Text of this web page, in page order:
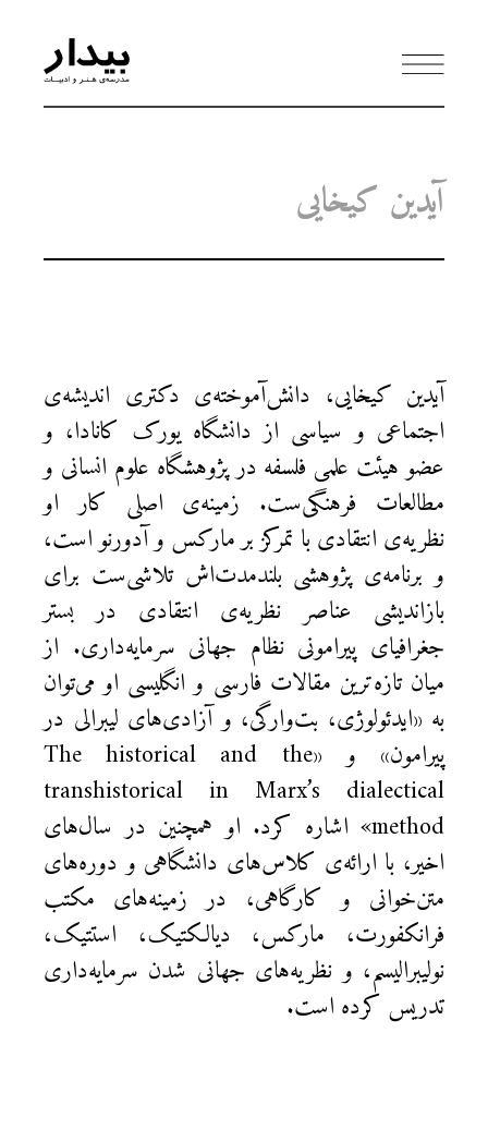
آیدین کیخایی
آیدین کیخایی، دانش‌آموخته‌ی دکتری اندیشه‌ی
اجتماعی و سیاسی از دانشگاه یورک کانادا، و
عضو هیئت علمی فلسفه در پژوهشگاه علوم انسانی و
مطالعات فرهنگی‌ست. زمینه‌ی اصلی کار او
نظریه‌ی انتقادی با تمرکز بر مارکس و آدورنو است،
و برنامه‌ی پژوهشی بلندمدت‌اش تلاشی‌ست برای
بازاندیشی عناصر نظریه‌ی انتقادی در بستر
جغرافیای پیرامونی نظام جهانی سرمایه‌داری. از
میان تازه‌ترین مقالات فارسی و انگلیسی او می‌توان
به «ایدئولوژی، بت‌وارگی، و آزادی‌های لیبرالی در
پیرامون» و «The historical and the
transhistorical in Marx’s dialectical
method» اشاره کرد. او همچنین در سال‌های
اخیر، با ارائه‌ی کلاس‌های دانشگاهی و دوره‌های
متن‌خوانی و کارگاهی، در زمینه‌های مکتب
فرانکفورت، مارکس، دیالکتیک، استتیک،
نولیبرالیسم، و نظریه‌های جهانی‌ شدن سرمایه‌داری
تدریس کرده است.